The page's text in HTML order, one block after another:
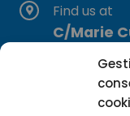
Find us at
C/Marie
29590